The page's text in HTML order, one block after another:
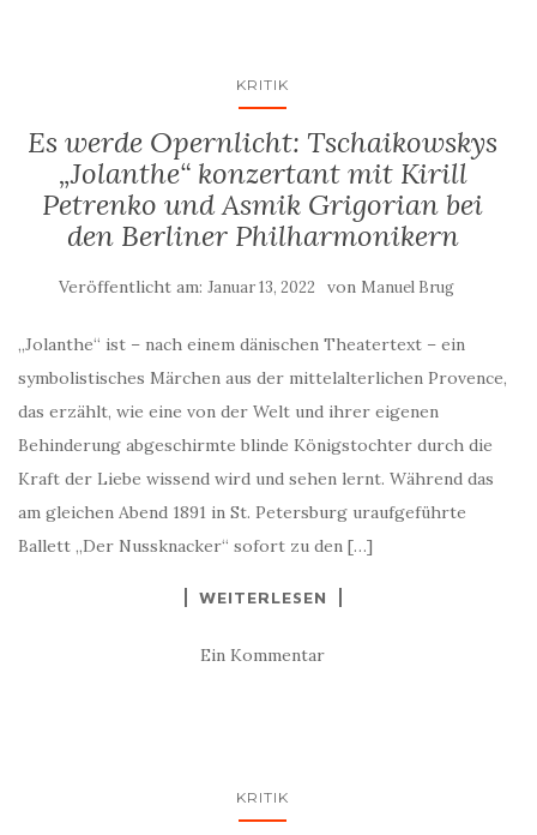
KRITIK
Es werde Opernlicht: Tschaikowskys
„Jolanthe“ konzertant mit Kirill
Petrenko und Asmik Grigorian bei
den Berliner Philharmonikern
Veröffentlicht am: Januar 13, 2022 von Manuel Brug
„Jolanthe“ ist – nach einem dänischen Theatertext – ein
symbolistisches Märchen aus der mittelalterlichen Provence,
das erzählt, wie eine von der Welt und ihrer eigenen
Behinderung abgeschirmte blinde Königstochter durch die
Kraft der Liebe wissend wird und sehen lernt. Während das
am gleichen Abend 1891 in St. Petersburg uraufgeführte
Ballett „Der Nussknacker“ sofort zu den […]
WEITERLESEN
Ein Kommentar
KRITIK